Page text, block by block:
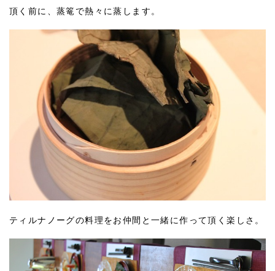
頂く前に、蒸篭で熱々に蒸します。
ティルナノーグの料理をお仲間と一緒に作って頂く楽しさ。